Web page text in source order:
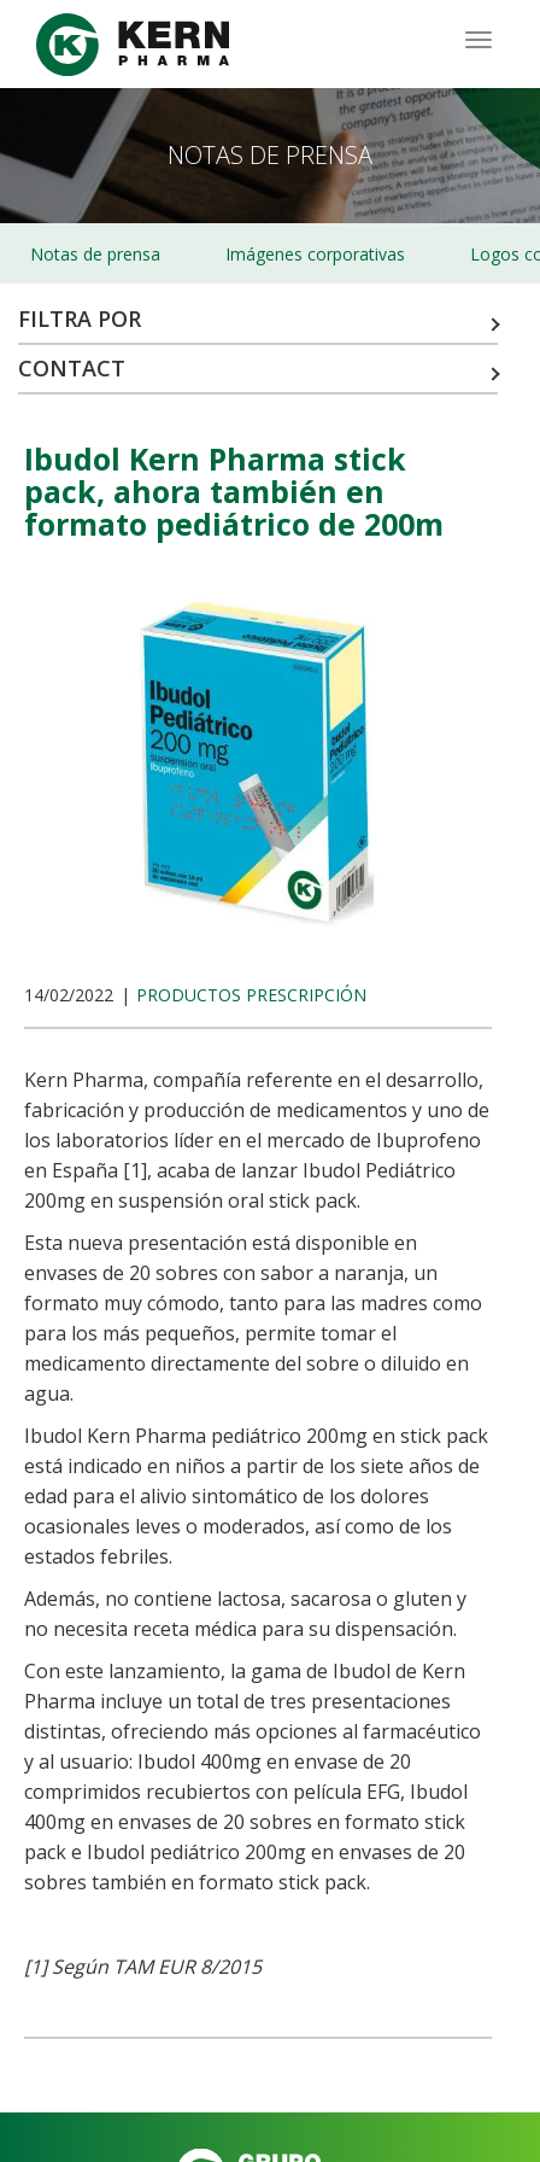
Pasar
contenido
NOTAS DE PRENSA
Notas de prensa Imágenes corporativas Logos
FILTRA POR
CONTACT
Ibudol Kern Pharma stick
pack, ahora también en
formato pediátrico de 200m
14/02/2022 PRODUCTOS PRESCRIPCIÓN
Kern Pharma, compañía referente en el desarrollo,
fabricación y producción de medicamentos y uno de
los laboratorios líder en el mercado de Ibuprofeno
en España [1], acaba de lanzar Ibudol Pediátrico
200mg en suspensión oral stick pack.
Esta nueva presentación está disponible en
envases de 20 sobres con sabor a naranja, un
formato muy cómodo, tanto para las madres como
para los más pequeños, permite tomar el
medicamento directamente del sobre o diluido en
agua.
Ibudol Kern Pharma pediátrico 200mg en stick pack
está indicado en niños a partir de los siete años de
edad para el alivio sintomático de los dolores
ocasionales leves o moderados, así como de los
estados febriles.
Además, no contiene lactosa, sacarosa o gluten y
no necesita receta médica para su dispensación.
Con este lanzamiento, la gama de Ibudol de Kern
Pharma incluye un total de tres presentaciones
distintas, ofreciendo más opciones al farmacéutico
y al usuario: Ibudol 400mg en envase de 20
comprimidos recubiertos con película EFG, Ibudol
400mg en envases de 20 sobres en formato stick
pack e Ibudol pediátrico 200mg en envases de 20
sobres también en formato stick pack.
[1] Según TAM EUR 8/2015